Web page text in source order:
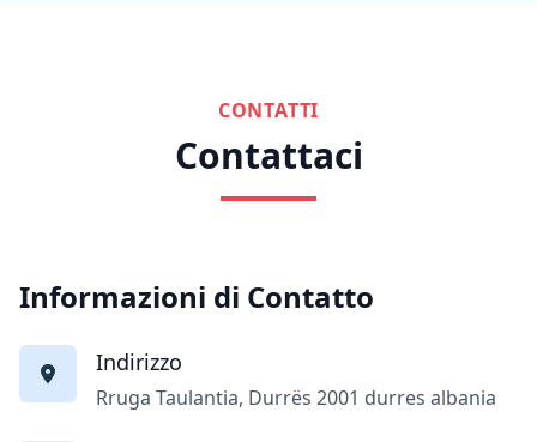
CONTATTI
Contattaci
Informazioni di Contatto
Indirizzo
Rruga Taulantia, Durrës 2001 durres albania